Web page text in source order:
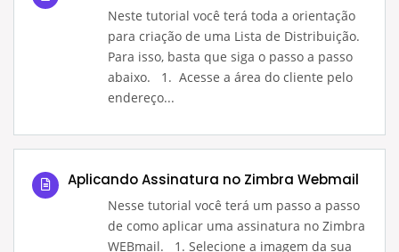
Neste tutorial você terá toda a orientação
para criação de uma Lista de Distribuição.
Para isso, basta que siga o passo a passo
abaixo. 1. Acesse a área do cliente pelo
endereço...
Aplicando Assinatura no Zimbra Webmail
Nesse tutorial você terá um passo a passo
de como aplicar uma assinatura no Zimbra
WEBmail. 1. Selecione a imagem da sua